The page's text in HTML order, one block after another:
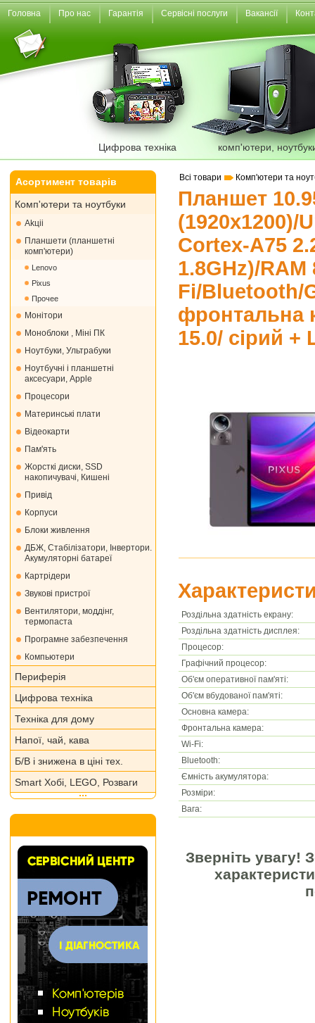
Головна Про нас Гарантія Сервісні послуги Вакансії
Цифрова техніка комп'ютери,
Асортимент товарів
Комп'ютери та ноутбуки
Akціі
Планшети (планшетні
комп'ютери)
Lenovo
Pixus
Прочее
Монiтори
Моноблоки , Міні ПК
Ноутбуки, Ультрабуки
Ноутбучні і планшетні
аксесуари, Apple
Процесори
Материнські плати
Відеокарти
Пам'ять
Жорсткі диски, SSD
накопичувачі, Кишені
Привід
Корпуси
Блоки живлення
ДБЖ, Стабілізатори, Інвертори.
Акумуляторні батареї
Картрідери
Звукові пристрої
Вентилятори, моддінг,
термопаста
Програмне забезпечення
Компьютери
Периферія
Цифрова техніка
Техніка для дому
Напої, чай, кава
Б/В і знижена в ціні тех.
Smart Хобі, LEGO, Розваги
Всі товари Комп'ютери та
Планшет
(1920х1200)/
Cortex-A75
1.8GHz)/
Fi/Bluetooth/
фронтальна
15.0/ сірий +
Роздільна здатність екрану:
Роздiльна здатність дисплея:
Процесор:
Графічний процесор:
Об'єм оперативної пам'яті:
Об'єм вбудованої пам'яті:
Основна камера:
Фронтальна камера:
Wi-Fi:
Bluetooth:
Ємність акумулятора:
Розміри:
Вага:
Зверніть увагу!